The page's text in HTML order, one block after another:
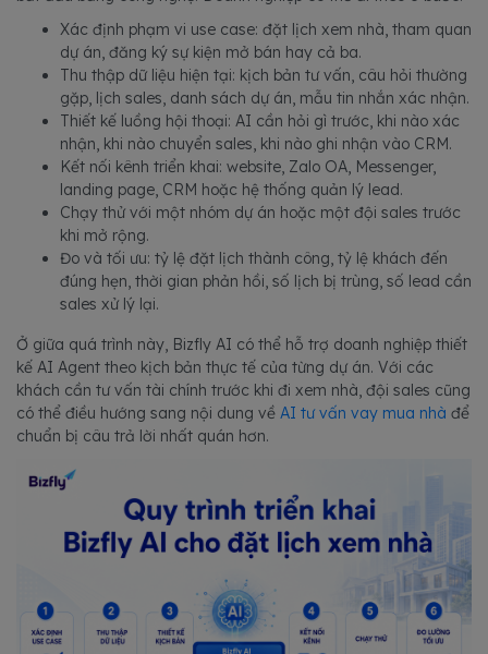
Xác định phạm vi use case: đặt lịch xem nhà, tham quan
dự án, đăng ký sự kiện mở bán hay cả ba.
Thu thập dữ liệu hiện tại: kịch bản tư vấn, câu hỏi thường
gặp, lịch sales, danh sách dự án, mẫu tin nhắn xác nhận.
Thiết kế luồng hội thoại: AI cần hỏi gì trước, khi nào xác
nhận, khi nào chuyển sales, khi nào ghi nhận vào CRM.
Kết nối kênh triển khai: website, Zalo OA, Messenger,
landing page, CRM hoặc hệ thống quản lý lead.
Chạy thử với một nhóm dự án hoặc một đội sales trước
khi mở rộng.
Đo và tối ưu: tỷ lệ đặt lịch thành công, tỷ lệ khách đến
đúng hẹn, thời gian phản hồi, số lịch bị trùng, số lead cần
sales xử lý lại.
Ở giữa quá trình này, Bizfly AI có thể hỗ trợ doanh nghiệp thiết
kế AI Agent theo kịch bản thực tế của từng dự án. Với các
khách cần tư vấn tài chính trước khi đi xem nhà, đội sales cũng
có thể điều hướng sang nội dung về AI tư vấn vay mua nhà để
chuẩn bị câu trả lời nhất quán hơn.